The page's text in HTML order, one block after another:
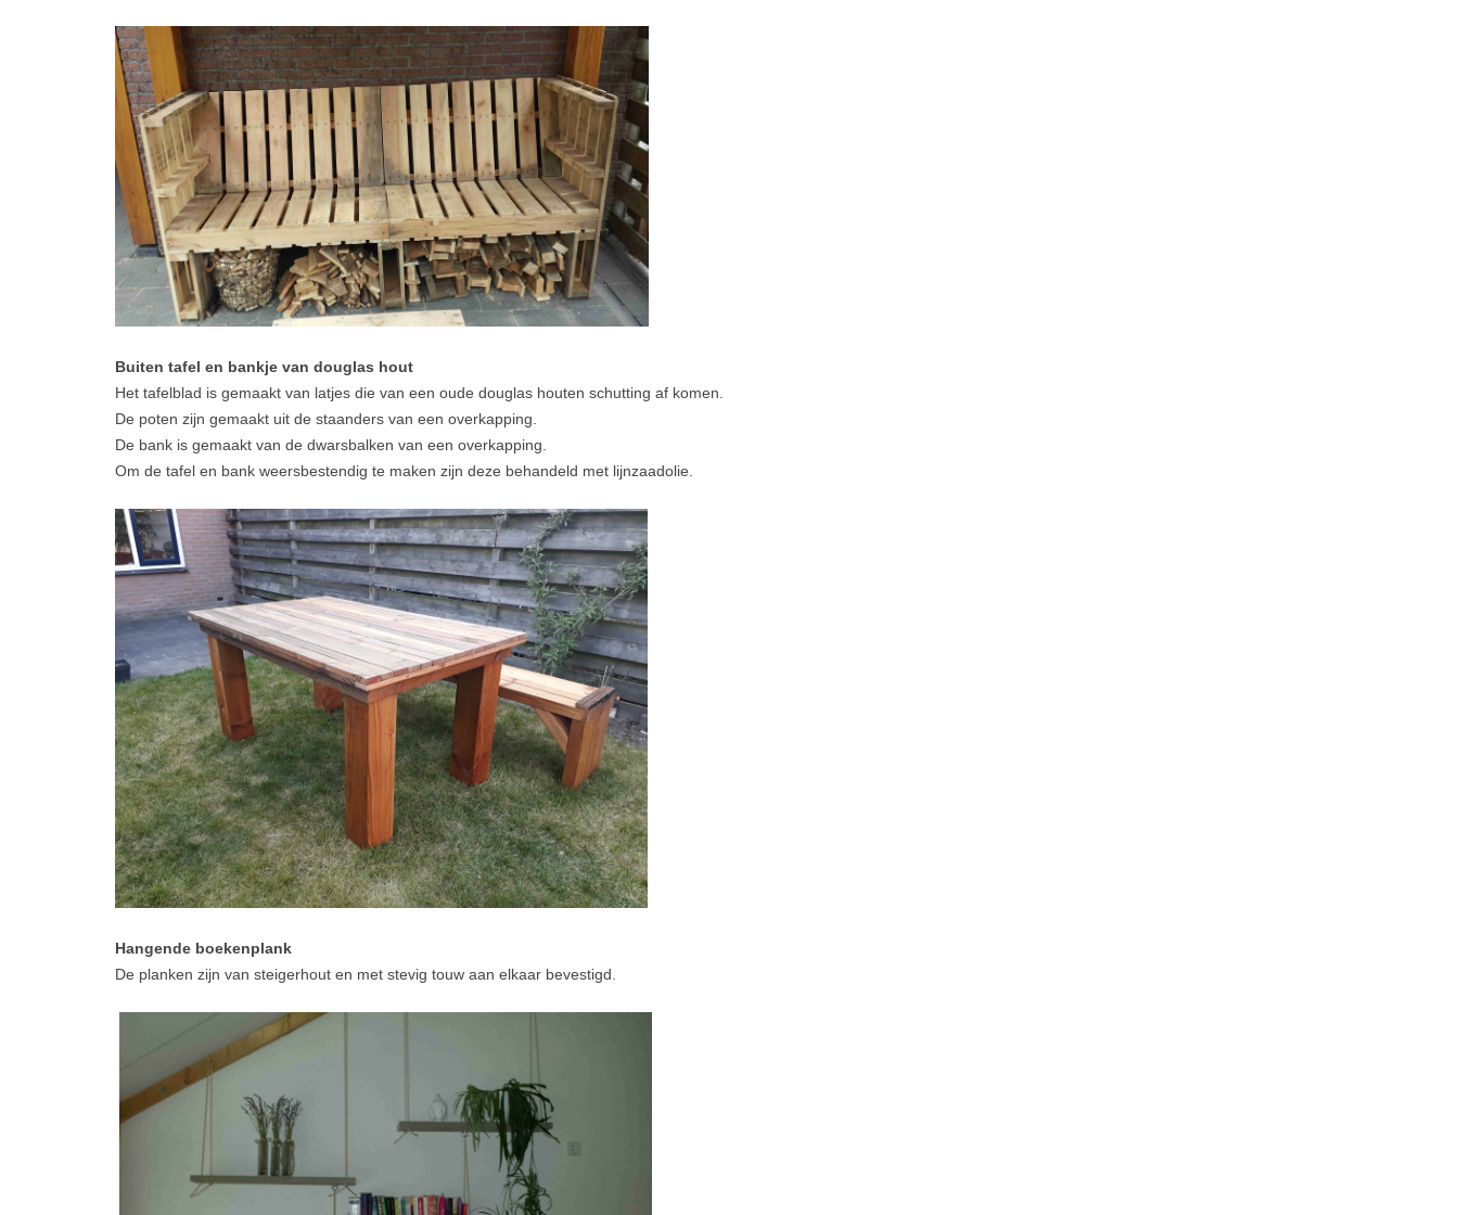
Buiten tafel en bankje van douglas hout
Het tafelblad is gemaakt van latjes die van een oude douglas houten schutting af komen.
De poten zijn gemaakt uit de staanders van een overkapping.
De bank is gemaakt van de dwarsbalken van een overkapping.
Om de tafel en bank weersbestendig te maken zijn deze behandeld met lijnzaadolie.
Hangende boekenplank
De planken zijn van steigerhout en met stevig touw aan elkaar bevestigd.